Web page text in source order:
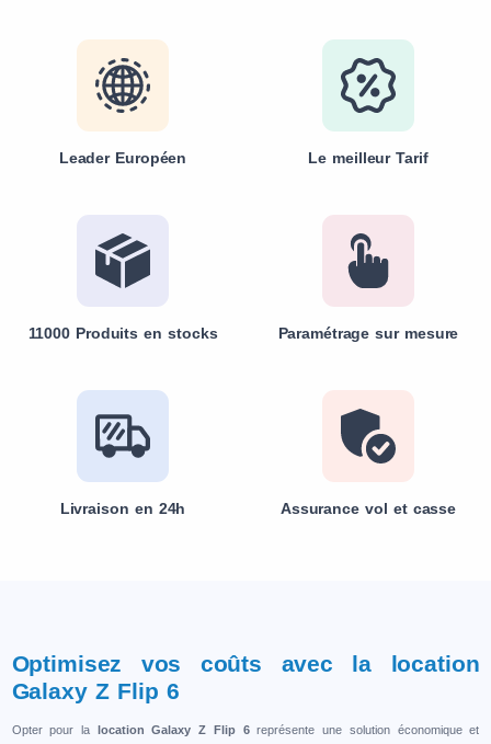
Leader Européen Le meilleur Tarif
11000 Produits en stocks Paramétrage sur mesure
Livraison en 24h Assurance vol et casse
Optimisez vos coûts avec la location
Galaxy Z Flip 6
Opter pour la location Galaxy Z Flip 6représente une solution économique et